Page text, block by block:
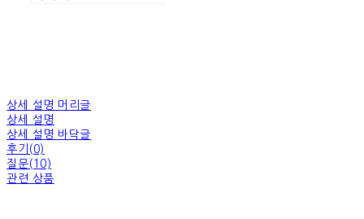
상세 설명 머리글
상세 설명
상세 설명 바닥글
후기(0)
질문(10)
관련 상품